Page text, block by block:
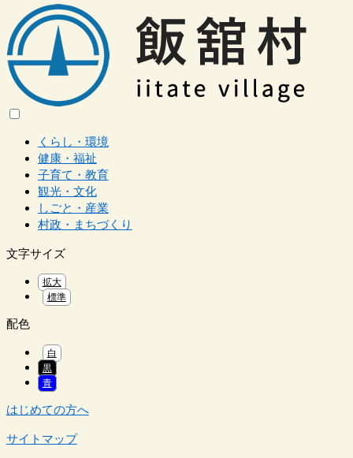
くらし・環境
健康・福祉
子育て・教育
観光・文化
しごと・産業
村政・まちづくり
文字サイズ
拡大
標準
配色
白
黒
青
はじめての方へ
サイトマップ